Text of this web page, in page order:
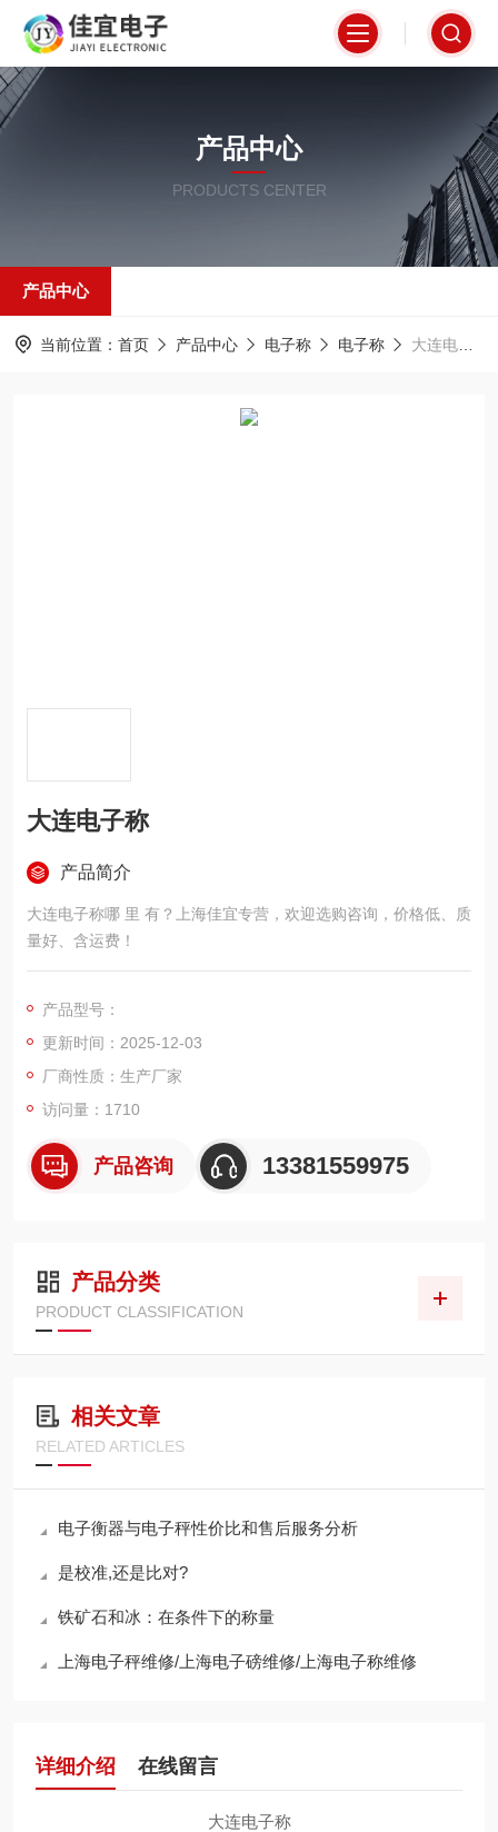
产品中心
PRODUCTS CENTER
产品中心
当前位置： 首页 产品中心 电子称 电子称 大连电子称
大连电子称
产品简介
大连电子称哪 里 有？上海佳宜专营，欢迎选购咨询，价格低、质
量好、含运费！
产品型号：
更新时间：2025-12-03
厂商性质：生产厂家
访问量：1710
产品咨询 13381559975
产品分类
PRODUCT CLASSIFICATION
相关文章
RELATED ARTICLES
电子衡器与电子秤性价比和售后服务分析
是校准,还是比对?
铁矿石和冰：在条件下的称量
上海电子秤维修/上海电子磅维修/上海电子称维修
详细介绍 在线留言
大连电子称